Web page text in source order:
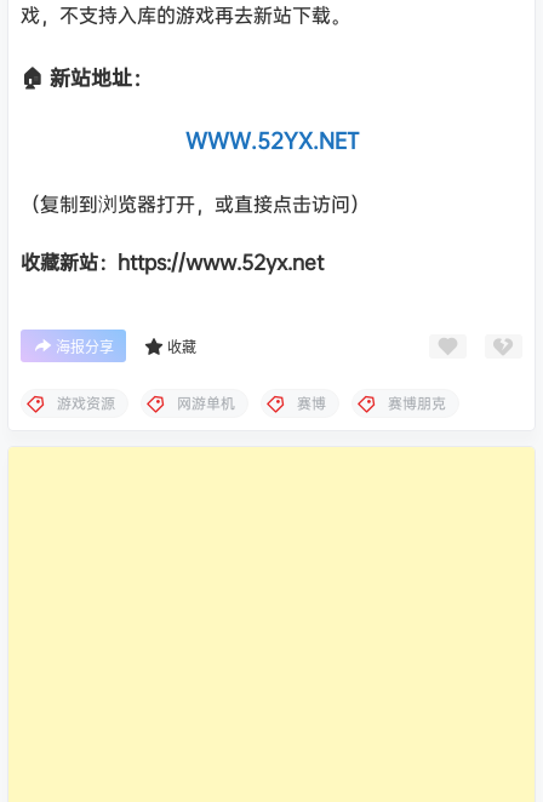
戏，不支持入库的游戏再去新站下载。
🏠 新站地址：
WWW.52YX.NET
（复制到浏览器打开，或直接点击访问）
收藏新站：https://www.52yx.net
海报分享 收藏
游戏资源 网游单机 赛博 赛博朋克